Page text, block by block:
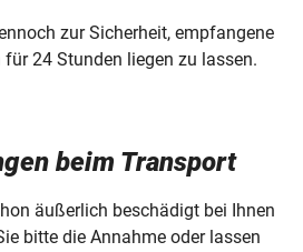
zur Sicherheit, empfangene
24 Stunden liegen zu lassen.
beim Transport
äußerlich beschädigt bei Ihnen
bitte die Annahme oder lassen